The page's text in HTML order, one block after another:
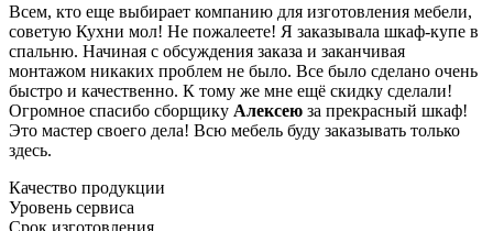
Всем, кто еще выбирает компанию для изготовления мебели,
советую Кухни мол! Не пожалеете! Я заказывала шкаф-купе в
спальню. Начиная с обсуждения заказа и заканчивая
монтажом никаких проблем не было. Все было сделано очень
быстро и качественно. К тому же мне ещё скидку сделали!
Огромное спасибо сборщику Алексею за прекрасный шкаф!
Это мастер своего дела! Всю мебель буду заказывать только
здесь.
Качество продукции
Уровень сервиса
Срок изготовления